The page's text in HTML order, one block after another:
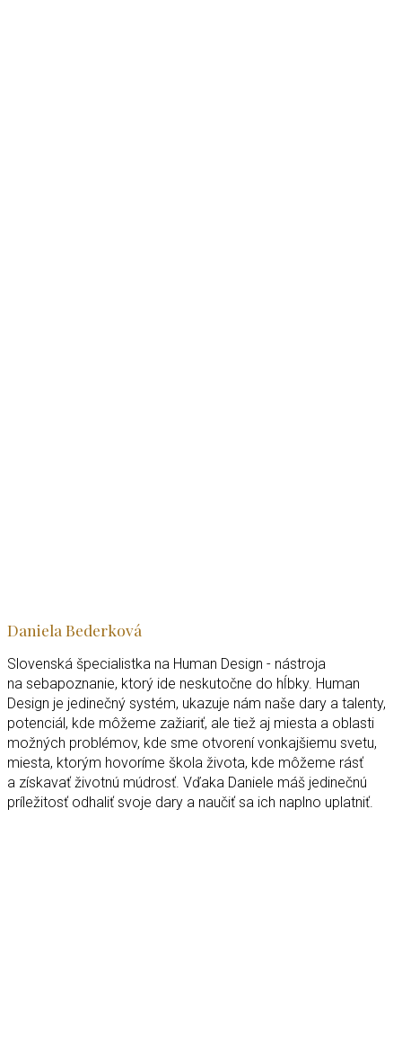
Daniela Bederková
Slovenská špecialistka na Human Design - nástroja
na sebapoznanie, ktorý ide neskutočne do hĺbky. Human
Design je jedinečný systém, ukazuje nám naše dary a talenty,
potenciál, kde môžeme zažiariť, ale tiež aj miesta a oblasti
možných problémov, kde sme otvorení vonkajšiemu svetu,
miesta, ktorým hovoríme škola života, kde môžeme rásť
a získavať životnú múdrosť. Vďaka Daniele máš jedinečnú
príležitosť odhaliť svoje dary a naučiť sa ich naplno uplatniť.